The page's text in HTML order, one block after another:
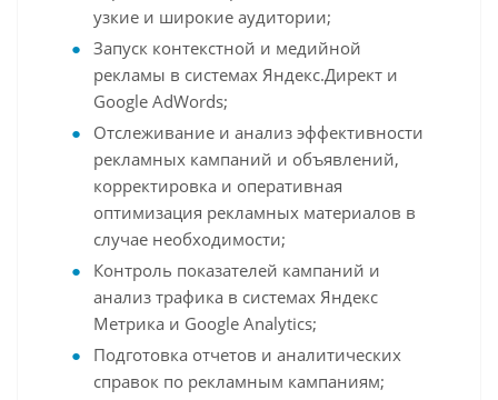
узкие и широкие аудитории;
Запуск контекстной и медийной
рекламы в системах Яндекс.Директ и
Google AdWords;
Отслеживание и анализ эффективности
рекламных кампаний и объявлений,
корректировка и оперативная
оптимизация рекламных материалов в
случае необходимости;
Контроль показателей кампаний и
анализ трафика в системах Яндекс
Метрика и Google Analytics;
Подготовка отчетов и аналитических
справок по рекламным кампаниям;